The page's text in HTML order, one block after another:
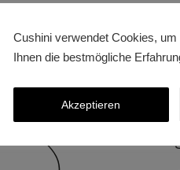
Cushini verwendet Cookies,
Ihnen die bestmögliche
Akzeptieren